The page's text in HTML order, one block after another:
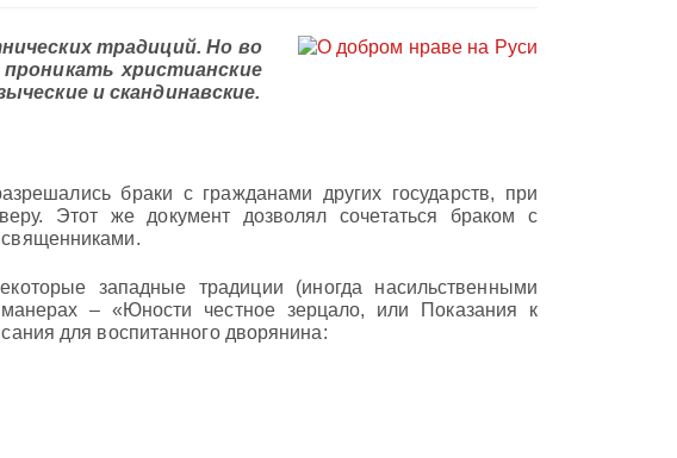
традиций. Но во
христианские
и скандинавские.
браки с гражданами других государств, при
Этот же документ дозволял сочетаться браком с
западные традиции (иногда насильственными
– «Юности честное зерцало, или Показания к
для воспитанного дворянина: